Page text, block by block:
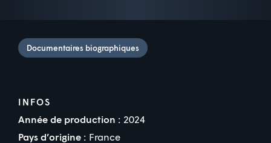
Documentaires biographiques
INFOS
Année de production : 2024
Pays d’origine : France